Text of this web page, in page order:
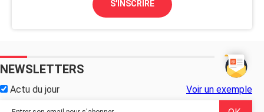
S'INSCRIRE
NEWSLETTERS
Actu du jour Voir un exemple